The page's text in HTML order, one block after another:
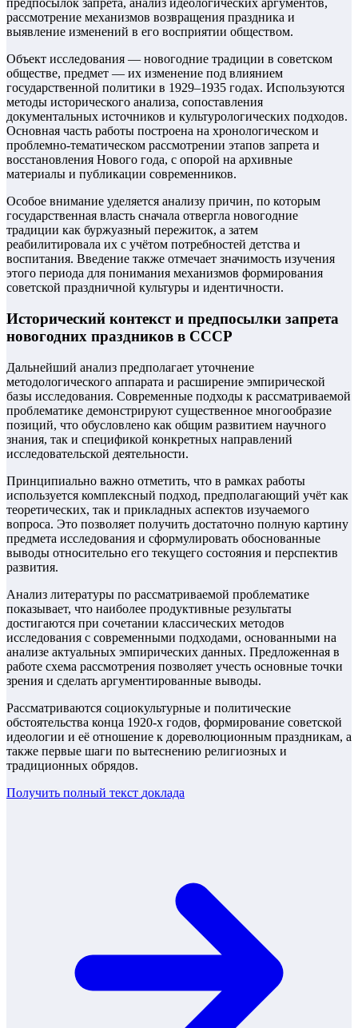
предпосылок запрета, анализ идеологических аргументов,
рассмотрение механизмов возвращения праздника и
выявление изменений в его восприятии обществом.
Объект исследования — новогодние традиции в советском
обществе, предмет — их изменение под влиянием
государственной политики в 1929–1935 годах. Используются
методы исторического анализа, сопоставления
документальных источников и культурологических подходов.
Основная часть работы построена на хронологическом и
проблемно-тематическом рассмотрении этапов запрета и
восстановления Нового года, с опорой на архивные
материалы и публикации современников.
Особое внимание уделяется анализу причин, по которым
государственная власть сначала отвергла новогодние
традиции как буржуазный пережиток, а затем
реабилитировала их с учётом потребностей детства и
воспитания. Введение также отмечает значимость изучения
этого периода для понимания механизмов формирования
советской праздничной культуры и идентичности.
Исторический контекст и предпосылки запрета
новогодних праздников в СССР
Дальнейший анализ предполагает уточнение
методологического аппарата и расширение эмпирической
базы исследования. Современные подходы к рассматриваемой
проблематике демонстрируют существенное многообразие
позиций, что обусловлено как общим развитием научного
знания, так и спецификой конкретных направлений
исследовательской деятельности.
Принципиально важно отметить, что в рамках работы
используется комплексный подход, предполагающий учёт как
теоретических, так и прикладных аспектов изучаемого
вопроса. Это позволяет получить достаточно полную картину
предмета исследования и сформулировать обоснованные
выводы относительно его текущего состояния и перспектив
развития.
Анализ литературы по рассматриваемой проблематике
показывает, что наиболее продуктивные результаты
достигаются при сочетании классических методов
исследования с современными подходами, основанными на
анализе актуальных эмпирических данных. Предложенная в
работе схема рассмотрения позволяет учесть основные точки
зрения и сделать аргументированные выводы.
Рассматриваются социокультурные и политические
обстоятельства конца 1920-х годов, формирование советской
идеологии и её отношение к дореволюционным праздникам, а
также первые шаги по вытеснению религиозных и
традиционных обрядов.
Получить полный текст доклада